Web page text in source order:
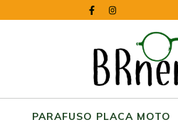
PARAFUSO PLACA MOTO